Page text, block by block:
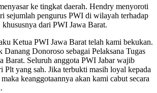
ke tingkat daerah. Hendry menyoroti
sejumlah pengurus PWI di wilayah terhadap
dari PWI Jawa Barat.
Ketua PWI Jawa Barat telah kami bekukan.
Donoroso sebagai Pelaksana Tugas
Barat. Seluruh anggota PWI Jabar wajib
Plt yang sah. Jika terbukti masih loyal kepada
keanggotaannya akan kami cabut secara